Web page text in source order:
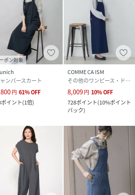
ポン対象
ンパースカート
円 61%OFF
ポイント(1倍)
COMME CA ISM
その他のワンピース・ドレス
8,009円 10%OFF
728ポイント(10%ポイント
バック)